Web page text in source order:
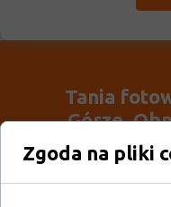
Tania
Górze.
Zgoda na pliki